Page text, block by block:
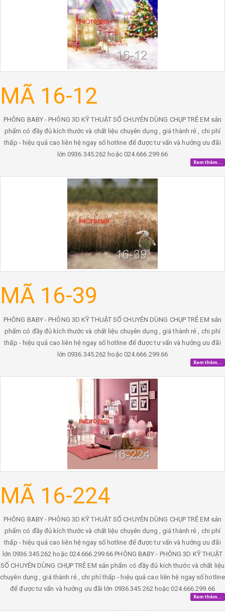
MÃ 16-12
PHÔNG BABY - PHÔNG 3D KỸ THUẬT SỐ CHUYÊN DÙNG CHỤP TRẺ EM sản
phẩm có đầy đủ kích thước và chất liệu chuyên dụng , giá thành rẻ , chi phí
thấp - hiệu quả cao liên hệ ngay số hotline để được tư vấn và hưởng ưu đãi
lớn 0936.345.262 hoặc 024.666.299.66
Xem thêm...
MÃ 16-39
PHÔNG BABY - PHÔNG 3D KỸ THUẬT SỐ CHUYÊN DÙNG CHỤP TRẺ EM sản
phẩm có đầy đủ kích thước và chất liệu chuyên dụng , giá thành rẻ , chi phí
thấp - hiệu quả cao liên hệ ngay số hotline để được tư vấn và hưởng ưu đãi
lớn 0936.345.262 hoặc 024.666.299.66
Xem thêm...
MÃ 16-224
PHÔNG BABY - PHÔNG 3D KỸ THUẬT SỐ CHUYÊN DÙNG CHỤP TRẺ EM sản
phẩm có đầy đủ kích thước và chất liệu chuyên dụng , giá thành rẻ , chi phí
thấp - hiệu quả cao liên hệ ngay số hotline để được tư vấn và hưởng ưu đãi
lớn 0936.345.262 hoặc 024.666.299.66 PHÔNG BABY - PHÔNG 3D KỸ THUẬT
SỐ CHUYÊN DÙNG CHỤP TRẺ EM sản phẩm có đầy đủ kích thước và chất liệu
chuyên dụng , giá thành rẻ , chi phí thấp - hiệu quả cao liên hệ ngay số hotline
để được tư vấn và hưởng ưu đãi lớn 0936.345.262 hoặc 024.666.299.66
Xem thêm...